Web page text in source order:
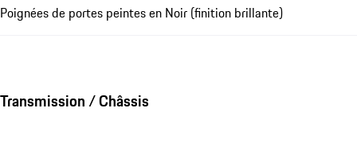
Poignées de portes peintes en Noir (finition brillante)
Transmission / Châssis